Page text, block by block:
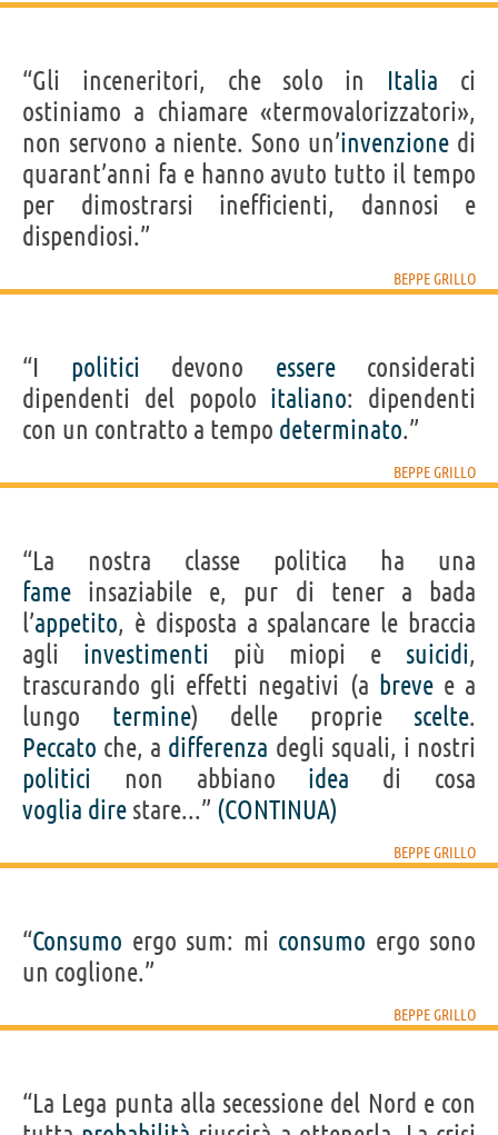
“Gli inceneritori, che solo in Italia ci
ostiniamo a chiamare «termovalorizzatori»,
non servono a niente. Sono un’invenzione di
quarant’anni fa e hanno avuto tutto il tempo
per dimostrarsi inefficienti, dannosi e
dispendiosi.”
BEPPE GRILLO
“I politici devono essereconsiderati
dipendenti del popolo italiano: dipendenti
con un contratto a tempo determinato.”
BEPPE GRILLO
“La nostra classe politica ha una
fame insaziabile e, pur di tener a bada
l’appetito, è disposta a spalancare le braccia
agli investimenti più miopi e suicidi,
trascurando gli effetti negativi (a brevee a
lungo termine) delle proprie scelte.
Peccato che, a differenza degli squali, i nostri
politici non abbiano idea di cosa
voglia dire stare...” (CONTINUA)
BEPPE GRILLO
“Consumo ergo sum: mi consumo ergo sono
un coglione.”
BEPPE GRILLO
“La Lega punta alla secessione del Nord e con